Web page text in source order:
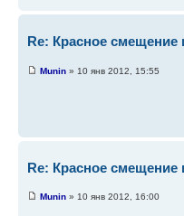
Re: Красное
Munin » 10 янв 2012, 15:55
Re: Красное
Munin » 10 янв 2012, 16:00